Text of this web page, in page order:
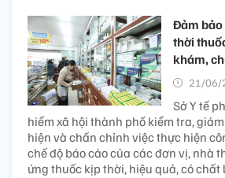
Đảm
thời
khám,
21/06/
Sở Y tế
hiểm xã hội thành phố kiểm tra,
hiện và chấn chỉnh việc thực hiện
chế độ báo cáo của các đơn vị, nhà
ứng thuốc kịp thời, hiệu quả, có chất